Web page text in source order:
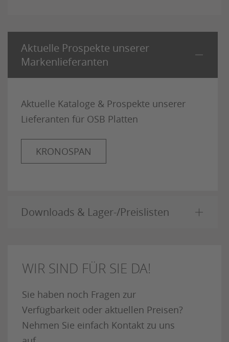
Aktuelle Prospekte unserer
Markenlieferanten
Aktuelle Kataloge & Prospekte unserer
Lieferanten für OSB Platten
KRONOSPAN
Downloads & Lager-/Preislisten
WIR SIND FÜR SIE DA!
Sie haben noch Fragen zur
Verfügbarkeit oder aktuellen Preisen?
Nehmen Sie einfach Kontakt zu uns